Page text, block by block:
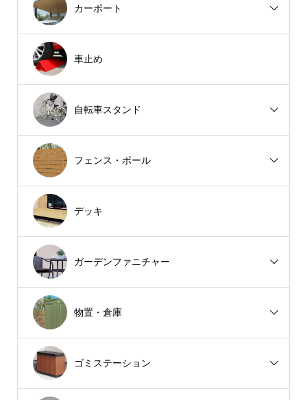
カーポート
車止め
自転車スタンド
フェンス・ポール
デッキ
ガーデンファニチャー
物置・倉庫
ゴミステーション